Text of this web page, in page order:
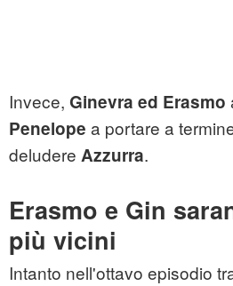
Invece, Ginevra ed Erasmo
Penelope a portare a
deludere Azzurra.
Erasmo e Gin
più vicini
Intanto nell'ottavo episodio